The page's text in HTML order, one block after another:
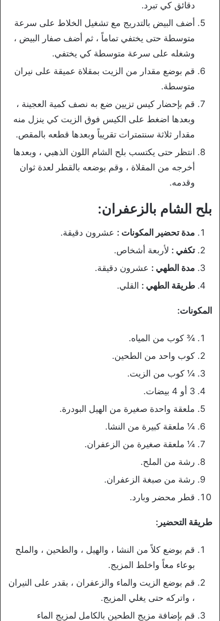
دقائق كي تبرد.
أضف البيض بالتدريج مع تشغيل الخلاط على سرعة
متوسطة حتى يختفي تماماً ، ثم أضف صفار البيض ،
وشغله على سرعة متوسطة كي يختفي.
قم بوضع مقدار من الزيت بمقلاة عميقة على نيران
متوسطة.
قم بإحضار كيس تزيين ضع به نصف كمية العجينة ،
وبعدها اضغط على الكيس فوق الزيت كي ينزل منه
مقدار ثلاثة سنتمترات تقريباً وبعدها قطعه بالمقص.
انتظر حتى يكتسب بلح الشام اللون الذهبي ، وبعدها
أخرجه من المقلاة ، وقم بوضعه بالقطر لعدة ثوان
وقدمه.
بلح الشام بالزعفران:
مدة تحضير المكونات : عشرون دقيقة.
تكفي : لأربعة أشخاص.
مدة الطهي : عشرون دقيقة.
طريقة الطهي : القلي.
المكونات:
¾ كوب من المياه.
كوب واحد من الطحين.
¼ كوب من الزيت.
3 أو 4 بيضات.
ملعقة واحدة صغيرة من الهيل البودرة.
¼ ملعقة كبيرة من النشا.
¼ ملعقة صغيرة من الزعفران.
رشة من الملح.
رشة من صبغة الزعفران.
قطر محضر وبارد.
طريقة التحضير:
قم بوضع كلاً من النشا ، والهيل ، والطحين ، والملح
بوعاء معاً واخلط المزيج.
قم بوضع الزيت والماء والزعفران ، بقدر على النيران
، واتركه حتى يغلي المزيج.
قم بإضافة مزيج الطحين بالكامل لمزيج الماء